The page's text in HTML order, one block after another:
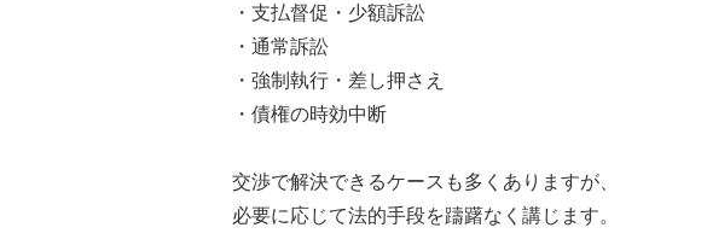
・支払督促・少額訴訟
・通常訴訟
・強制執行・差し押さえ
・債権の時効中断
交渉で解決できるケースも多くありますが、
必要に応じて法的手段を躊躇なく講じます。